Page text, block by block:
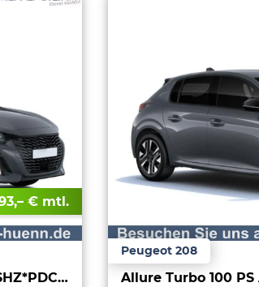
€ mtl.
Allure Turbo 100 PS Android Auto*SHZ*PDC v/h*Klimaauto*Tempomat*
Peugeot 208